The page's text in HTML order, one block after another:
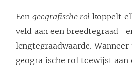
Een geografische rol koppelt
veld aan een breedtegraad-
lengtegraadwaarde. Wanneer
geografische rol toewijst aan